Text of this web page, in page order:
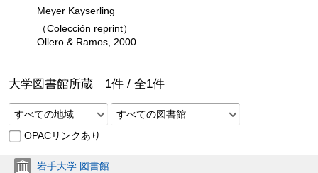
Meyer Kayserling
（Colección reprint）
Ollero & Ramos, 2000
大学図書館所蔵 1件 / 全1件
すべての地域
すべての図書館
OPACリンクあり
岩手大学 図書館